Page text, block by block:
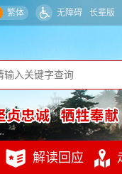
繁体 无障碍 长辈版
解读回应